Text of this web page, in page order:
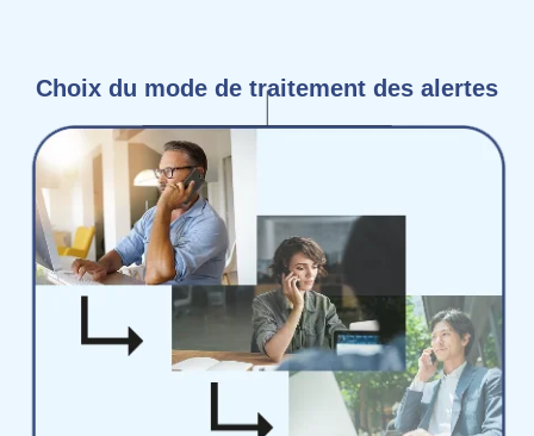
Choix du mode de traitement des alertes